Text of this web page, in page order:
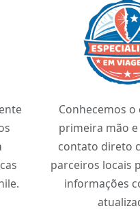
Conhecemos
primeira mão
contato direto
parceiros locais
informações